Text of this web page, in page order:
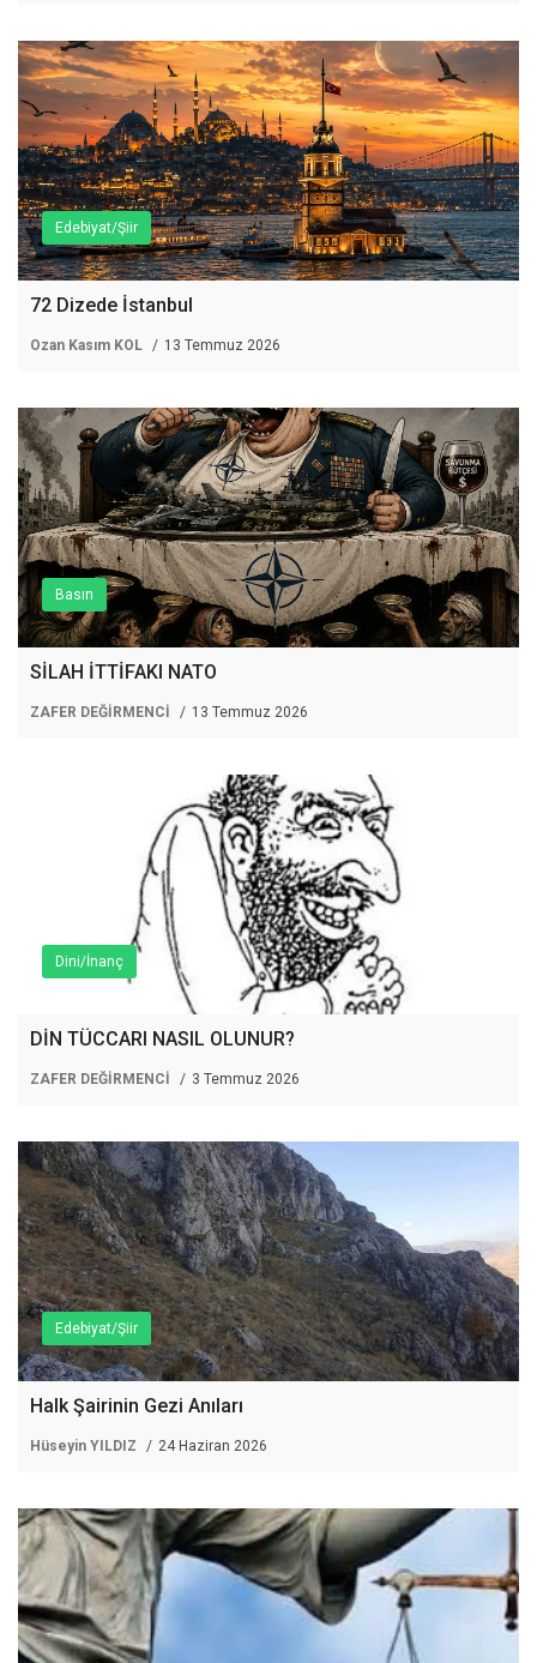
Edebiyat/Şiir
72 Dizede İstanbul
Ozan Kasım KOL 13 Temmuz 2026
Basın
SİLAH İTTİFAKI NATO
ZAFER DEĞİRMENCİ 13 Temmuz 2026
Dini/İnanç
DİN TÜCCARI NASIL OLUNUR?
ZAFER DEĞİRMENCİ 3 Temmuz 2026
Edebiyat/Şiir
Halk Şairinin Gezi Anıları
Hüseyin YILDIZ 24 Haziran 2026